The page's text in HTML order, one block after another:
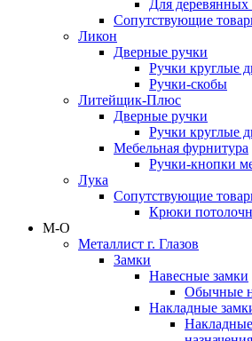
Для деревянных
Сопутствующие
Ликон
Дверные ручки
Ручки круглые
Ручки-скобы
Литейщик-Плюс
Дверные ручки
Ручки круглые
Мебельная фурнитура
Ручки-кнопки
Лука
Сопутствующие
Крюки
М-О
Металлист г. Глазов
Замки
Навесные замки
Обычные
Накладные